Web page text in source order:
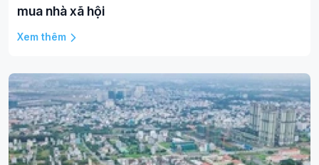
mua nhà xã hội
Xem thêm